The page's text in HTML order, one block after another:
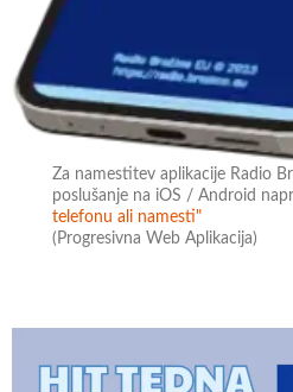
Za namestitev aplikacije Radio
poslušanje na iOS / Android
telefonu ali namesti"
(Progresivna Web Aplikacija)